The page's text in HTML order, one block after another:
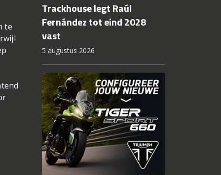
te
Trackhouse legt Raúl
Fernández tot eind 2028
vast
5 augustus 2026